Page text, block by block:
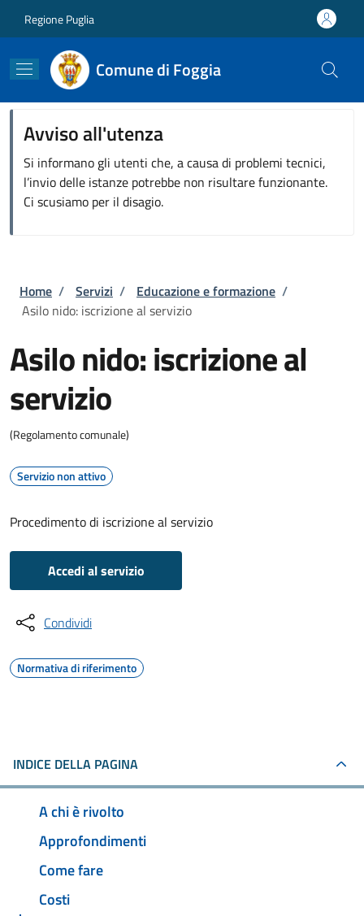
Regione Puglia
Comune di Foggia
Avviso all'utenza
Si informano gli utenti che, a causa di problemi tecnici,
l’invio delle istanze potrebbe non risultare funzionante.
Ci scusiamo per il disagio.
Briciole di pane
Home / Servizi / Educazione e formazione /
Asilo nido: iscrizione al servizio
Asilo nido: iscrizione al
servizio
(Regolamento comunale)
Servizio non attivo
Procedimento di iscrizione al servizio
Accedi al servizio
Condividi
Normativa di riferimento
INDICE DELLA PAGINA
A chi è rivolto
Approfondimenti
Come fare
Costi